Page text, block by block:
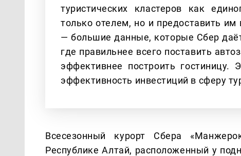
туристических кластеров как
только отелем, но и предоставить
— большие данные, которые Сбер
где правильнее всего поставить
эффективнее построить
эффективность инвестиций в сферу
Всесезонный курорт Сбера
Республике Алтай, расположенный у